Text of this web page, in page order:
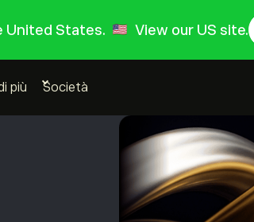
United States. View our US site.
più Società